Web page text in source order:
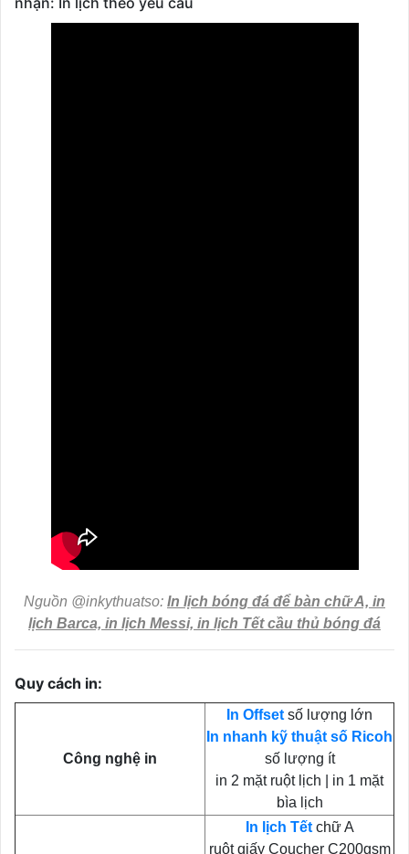
Nguồn @inkythuatso: In lịch bóng đá để bàn chữ A, in
lịch Barca, in lịch Messi, in lịch Tết cầu thủ bóng đá
Quy cách in:
Công nghệ in
In Offsetsố lượng lớn
In nhanh kỹ thuật số Ricoh
số lượng ít
in 2 mặt ruột lịch | in 1 mặt
bìa lịch
In lịch Tếtchữ A
ruột giấy Coucher C200gsm